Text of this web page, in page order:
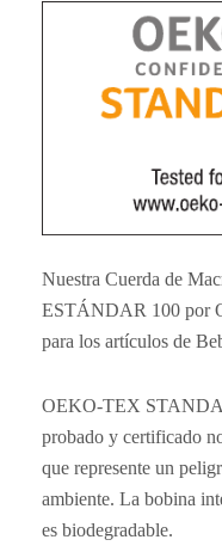
Nuestra Cuerda de
ESTÁNDAR 100 por
para los artículos de
OEKO-TEX
probado y certificado
que represente un
ambiente. La bobina
es biodegradable.